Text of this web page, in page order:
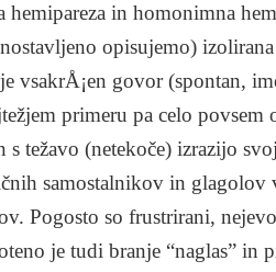
hemipareza in homonimna
opisujemo)
vsakrÅ¡en govor (spontan,
primeru pa celo
s težavo (netekoče) izrazijo
samostalnikov in glagolov
Pogosto so frustrirani,
je tudi branje “naglas” in